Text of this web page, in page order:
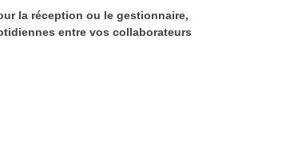
la réception ou le gestionnaire,
entre vos collaborateurs